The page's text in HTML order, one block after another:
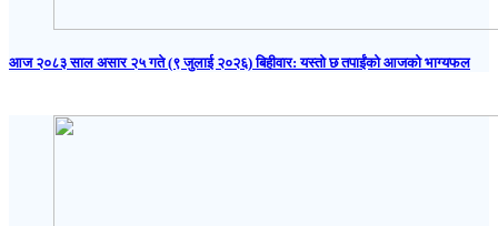
आज २०८३ साल असार २५ गते (९ जुलाई २०२६) बिहीवार: यस्तो छ तपाईंको आजको भाग्यफल